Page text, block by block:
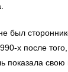
был
х после того,
показала